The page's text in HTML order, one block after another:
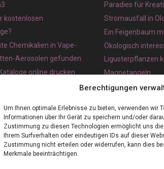
Berechtigungen
Um Ihnen optimale Erlebnisse zu bieten, verwenden wir
Informationen über Ihr Gerät zu speichern und/oder
Zustimmung zu diesen Technologien ermöglicht uns
Ihrem Surfverhalten oder eindeutigen IDs auf dieser
Zustimmung nicht erteilen oder widerrufen, kann dies
Merkmale beeinträchtigen.
kostenlosen
Chemikalien in Vape-
Aerosolen gefunden
online drucken
in eine App für iOS
Paradies für
Stromausfall in
Ein Feigenbaum
Ökologisch
Ligusterpflanzen
Magnetangeln